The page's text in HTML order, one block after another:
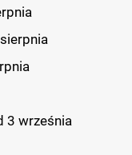
3 września